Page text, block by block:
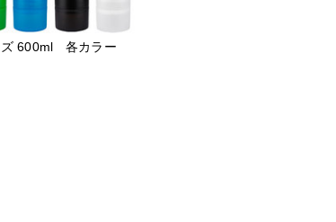
ズ 600ml 各カラー